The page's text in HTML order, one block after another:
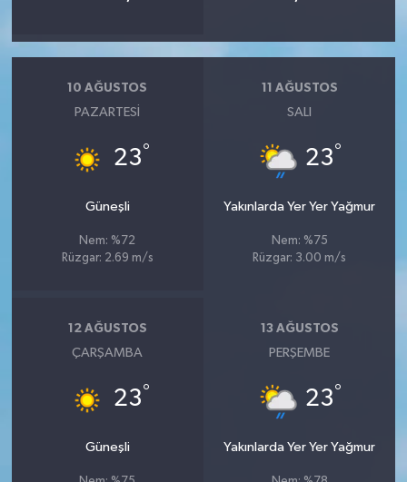
10 AĞUSTOS
PAZARTESI
23°
Güneşli
Nem: %72
Rüzgar: 2.69 m/s
11 AĞUSTOS
SALI
23°
Yakınlarda Yer Yer Yağmur
Nem: %75
Rüzgar: 3.00 m/s
12 AĞUSTOS
ÇARŞAMBA
23°
Güneşli
13 AĞUSTOS
PERŞEMBE
23°
Yakınlarda Yer Yer Yağmur